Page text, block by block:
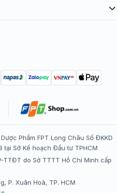
nhân
tại trung tâm tiêm chủng
nhận đặc quyền”
Phẩm FPT Long Châu Số ĐKKD
tại Sở Kế hoạch Đầu tư TPHCM
TTĐT do Sở TTTT Hồ Chí Minh cấp
P. Xuân Hoà, TP. HCM